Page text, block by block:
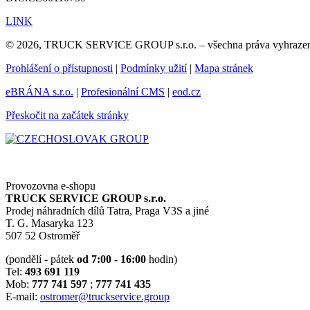
LINK
© 2026, TRUCK SERVICE GROUP s.r.o. – všechna práva
Prohlášení o přístupnosti | Podmínky užití| Mapa stránek
eBRÁNA s.r.o. | Profesionální CMS | eod.cz
Přeskočit na začátek stránky
Provozovna e-shopu
TRUCK SERVICE GROUP s.r.o.
Prodej náhradních dílů Tatra, Praga V3S a jiné
T. G. Masaryka 123
507 52 Ostroměř
(pondělí - pátek od 7:00 - 16:00 hodin)
Tel: 493 691 119
Mob: 777 741 597 ; 777 741 435
E-mail: ostromer@truckservice.group